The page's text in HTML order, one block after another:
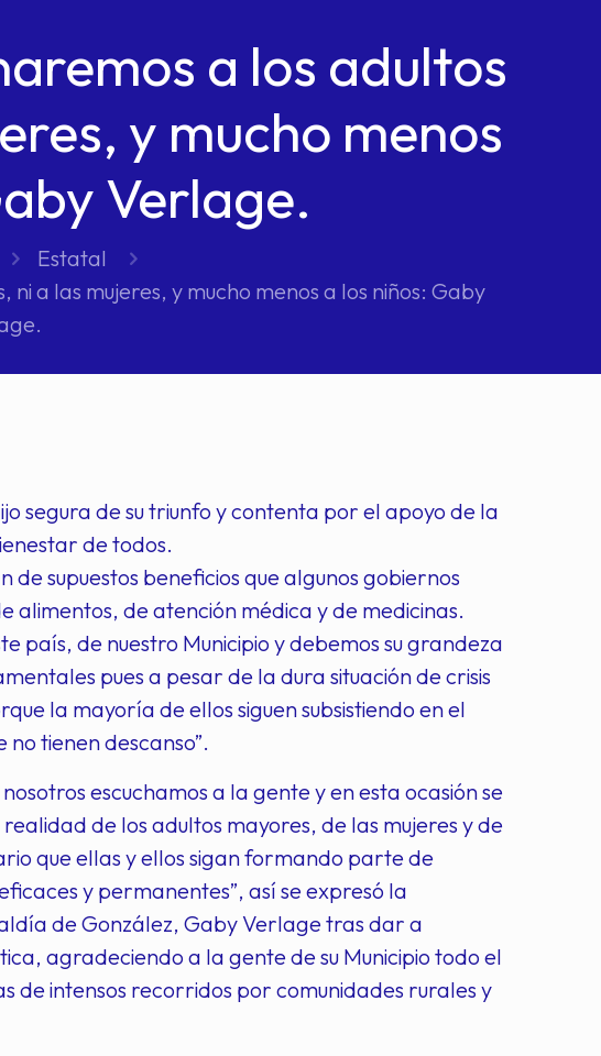
a los adultos
y mucho menos
Verlage.
Estatal
a las mujeres, y mucho menos a los niños: Gaby
segura de su triunfo y contenta por el apoyo de la
de todos.
supuestos beneficios que algunos gobiernos
alimentos, de atención médica y de medicinas.
país, de nuestro Municipio y debemos su grandeza
pues a pesar de la dura situación de crisis
la mayoría de ellos siguen subsistiendo en el
tienen descanso”.
escuchamos a la gente y en esta ocasión se
de los adultos mayores, de las mujeres y de
que ellas y ellos sigan formando parte de
y permanentes”, así se expresó la
de González, Gaby Verlage tras dar a
agradeciendo a la gente de su Municipio todo el
de intensos recorridos por comunidades rurales y